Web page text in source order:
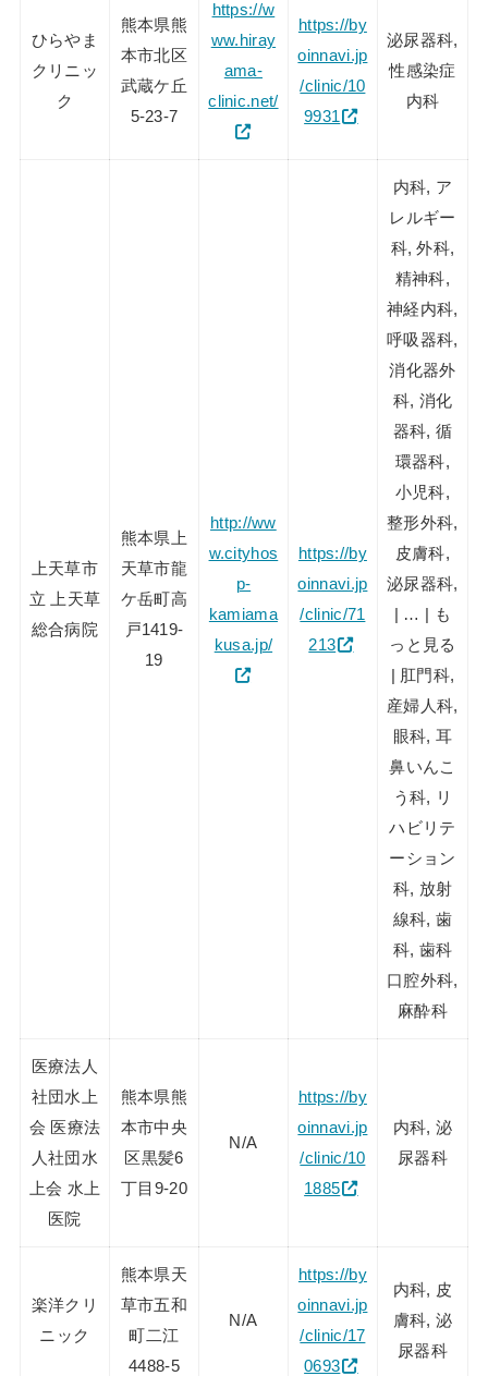
ひらやま
クリニッ
ク
熊本県熊
本市北区
武蔵ケ丘
5-23-7
https://w
ww.hiray
ama-
clinic.net/
https://by
oinnavi.jp
/clinic/10
9931
泌尿器科,
性感染症
内科
上天草市
立 上天草
総合病院
熊本県上
天草市龍
ケ岳町高
戸1419-
19
http://ww
w.cityhos
p-
kamiama
kusa.jp/
https://by
oinnavi.jp
/clinic/71
213
内科, ア
レルギー
科, 外科,
精神科,
神経内科,
呼吸器科,
消化器外
科, 消化
器科, 循
環器科,
小児科,
整形外科,
皮膚科,
泌尿器科,
| … | も
っと見る
| 肛門科,
産婦人科,
眼科, 耳
鼻いんこ
う科, リ
ハビリテ
ーション
科, 放射
線科, 歯
科, 歯科
口腔外科,
麻酔科
医療法人
社団水上
会 医療法
人社団水
上会 水上
医院
熊本県熊
本市中央
区黒髪6
丁目9-20
N/A
https://by
oinnavi.jp
/clinic/10
1885
内科, 泌
尿器科
楽洋クリ
ニック
熊本県天
草市五和
町二江
4488-5
N/A
https://by
oinnavi.jp
/clinic/17
0693
内科, 皮
膚科, 泌
尿器科